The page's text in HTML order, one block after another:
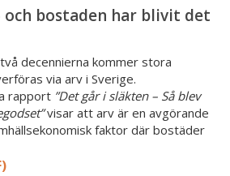
och bostaden har blivit det
decennierna kommer stora
via arv i Sverige.
rapport ”Det går i släkten – Så blev
visar att arv är en avgörande
faktor där bostäder